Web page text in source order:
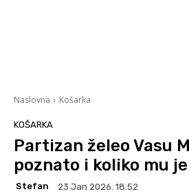
Naslovna Košarka
KOŠARKA
Partizan želeo Vasu
poznato i koliko mu
Stefan 23 Jan 2026. 18:52